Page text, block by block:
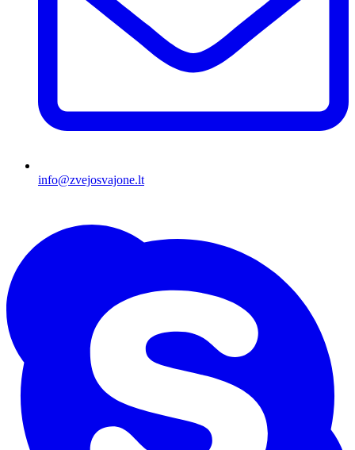
info@zvejosvajone.lt